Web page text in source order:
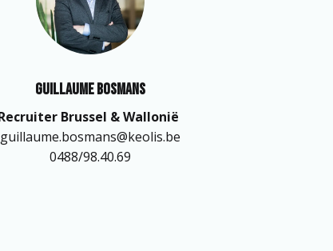
Guillaume Bosmans
guillaume.bosmans@keolis.be